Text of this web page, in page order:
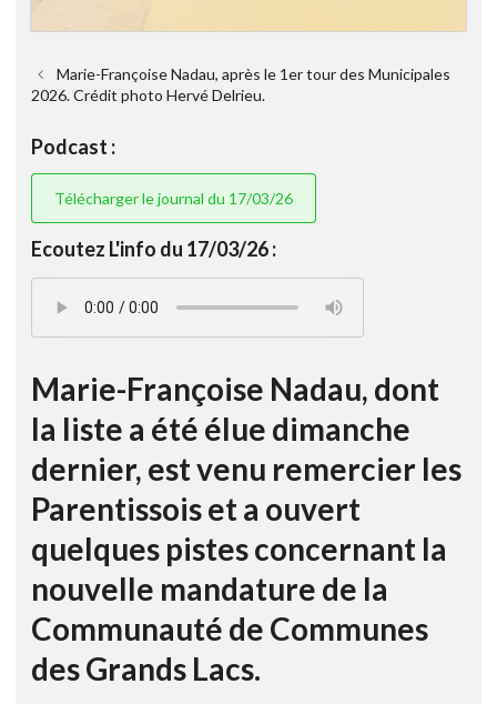
Marie-Françoise Nadau, après le 1er tour des Municipales
2026. Crédit photo Hervé Delrieu.
Podcast :
Télécharger le journal du 17/03/26
Ecoutez L'info du 17/03/26 :
Marie-Françoise Nadau, dont
la liste a été élue dimanche
dernier, est venu remercier les
Parentissois et a ouvert
quelques pistes concernant la
nouvelle mandature de la
Communauté de Communes
des Grands Lacs.